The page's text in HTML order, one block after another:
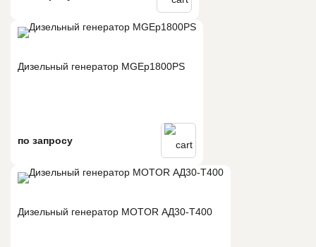
Дизельный генератор MGEp1800PS
по запросу
Дизельный генератор MOTOR АД30-T400